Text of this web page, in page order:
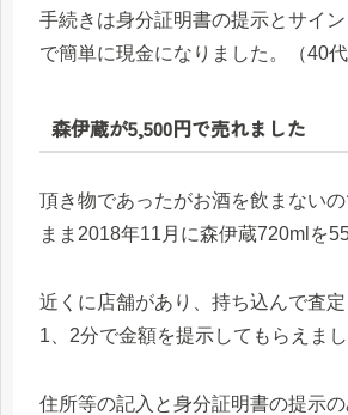
手続きは身分証明書の提示とサイ
で簡単に現金になりました。（40代
森伊蔵が5,500円で売れました
頂き物であったがお酒を飲まない
まま2018年11月に森伊蔵720mlを
近くに店舗があり、持ち込んで査
1、2分で金額を提示してもらえまし
住所等の記入と身分証明書の提示